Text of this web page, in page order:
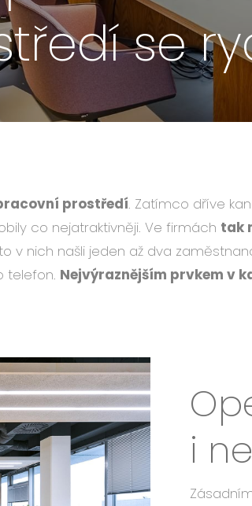
se
prostředí. Zatímco dříve
co nejatraktivněji. Ve firmách tak
v nich našli jeden až dva
telefon. Nejvýraznějším prvkem v
i